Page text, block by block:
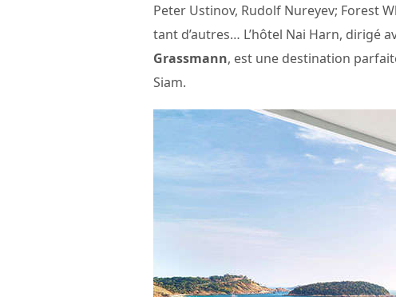
Peter Ustinov, Rudolf Nureyev; Forest
tant d’autres… L’hôtel Nai Harn, dirigé
Grassmann, est une destination
Siam.